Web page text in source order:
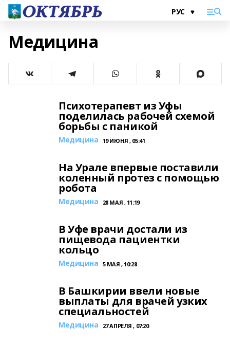
Медицина
Психотерапевт из Уфы
поделилась рабочей схемой
борьбы с паникой
Медицина 19 ИЮНЯ , 05:41
На Урале впервые поставили
коленный протез с помощью
робота
Медицина 28 МАЯ , 11:19
В Уфе врачи достали из
пищевода пациентки
кольцо
Медицина 5 МАЯ , 10:28
В Башкирии ввели новые
выплаты для врачей узких
специальностей
Медицина 27 АПРЕЛЯ , 07:20